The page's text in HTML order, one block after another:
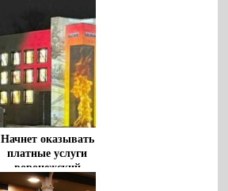
Начнет оказывать
платные услуги
воронежский
Музей-диорама